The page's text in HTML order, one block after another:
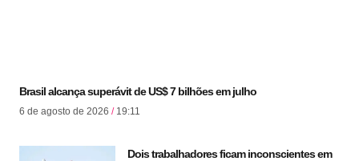
Brasil alcança superávit de US$ 7 bilhões em julho
6 de agosto de 2026 19:11
Dois trabalhadores ficam inconscientes em